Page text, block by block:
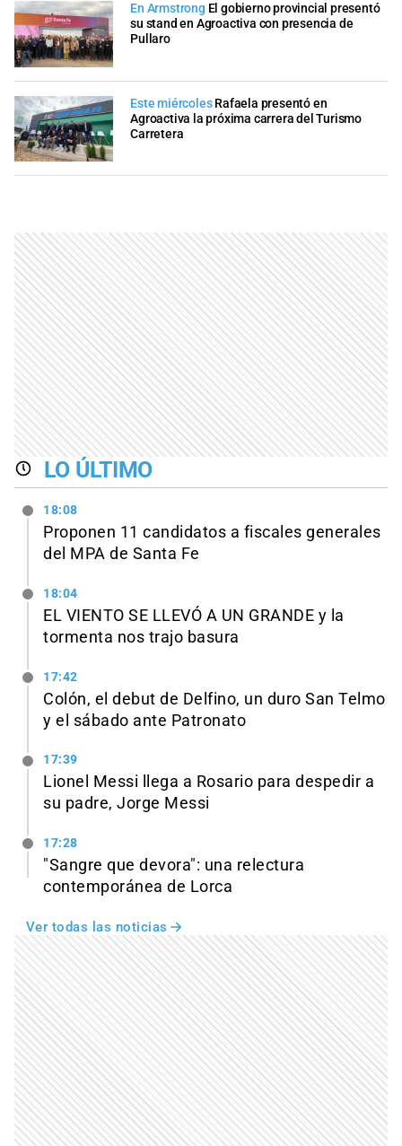
En Armstrong El gobierno provincial presentó
su stand en Agroactiva con presencia de
Pullaro
Este miércoles Rafaela presentó en
Agroactiva la próxima carrera del Turismo
Carretera
LO ÚLTIMO
18:08
Proponen 11 candidatos a fiscales generales
del MPA de Santa Fe
18:04
EL VIENTO SE LLEVÓ A UN GRANDE y la
tormenta nos trajo basura
17:42
Colón, el debut de Delfino, un duro San Telmo
y el sábado ante Patronato
17:39
Lionel Messi llega a Rosario para despedir a
su padre, Jorge Messi
17:28
"Sangre que devora": una relectura
contemporánea de Lorca
Ver todas las noticias